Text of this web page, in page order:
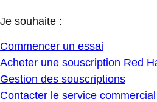
Je souhaite :
Commencer un essai
Acheter une souscription Red
Gestion des souscriptions
Contacter le service commercial